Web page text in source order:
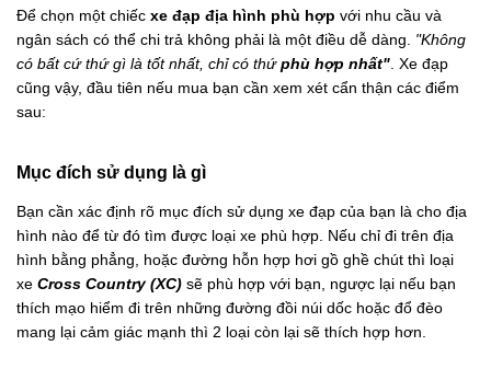
Để chọn một chiếc xe đạp địa hình phù hợp với nhu cầu và
ngân sách có thể chi trả không phải là một điều dễ dàng. "Không
có bất cứ thứ gì là tốt nhất, chỉ có thứphù hợp nhất". Xe đạp
cũng vậy, đầu tiên nếu mua bạn cần xem xét cẩn thận các điểm
sau:
Mục đích sử dụng là gì
Bạn cần xác định rõ mục đích sử dụng xe đạp của bạn là cho địa
hình nào để từ đó tìm được loại xe phù hợp. Nếu chỉ đi trên địa
hình bằng phẳng, hoặc đường hỗn hợp hơi gồ ghề chút thì loại
xe Cross Country (XC) sẽ phù hợp với bạn, ngược lại nếu bạn
thích mạo hiểm đi trên những đường đồi núi dốc hoặc đổ đèo
mang lại cảm giác mạnh thì 2 loại còn lại sẽ thích hợp hơn.